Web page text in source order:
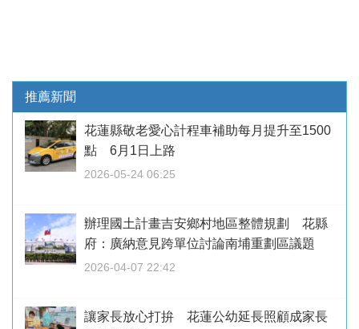
推薦新聞
花蓮縣敬老愛心計程車補助每月提升至1500
點 6月1日上路
2026-05-24 06:25
辦理國土計畫吉安鄉村地區整體規劃 花縣
府：廣納意見跨單位討論南埔重劃區議題
2026-04-07 22:42
讓家長放心打拚 花蓮公幼延長照顧成家長